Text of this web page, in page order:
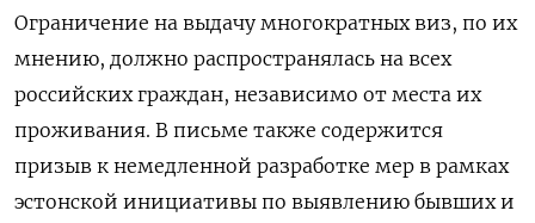
Ограничение на выдачу многократных виз, по их
мнению, должно распространялась на всех
российских граждан, независимо от места их
проживания. В письме также содержится
призыв к немедленной разработке мер в рамках
эстонской инициативы по выявлению бывших и